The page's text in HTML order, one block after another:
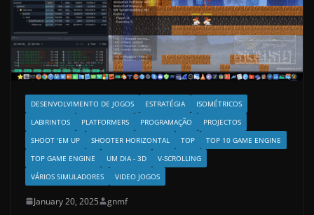
DESENVOLVIMENTO DE JOGOS ESTRATÉGIA
ISOMÉTRICOS
LABIRINTOS
PLATFORMERS PROGRAMAÇÃO
PROJECTOS
SHOOT 'EM UP
SHOOTER HORIZONTAL TOP
TOP 10 GAME ENGINE
TOP GAME ENGINE
UM DIA - 3D
V-SCROLLING
VÁRIOS SIMULADORES
VIDEO JOGOS
January 20, 2025 gnmf